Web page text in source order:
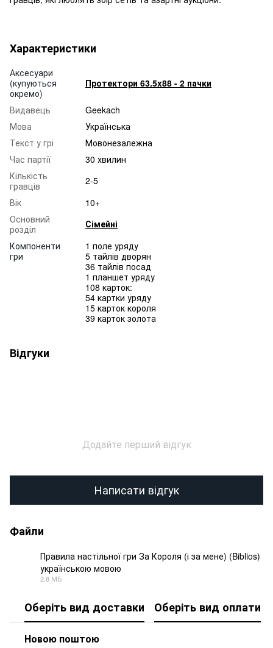
Характеристики
Аксесуари
(купуються
окремо)
Протектори 63.5x88 - 2 пачки
Видавець
Geekach
Мова
Українська
Текст у грі
Мовонезалежна
Час партії
30 хвилин
Кількість
гравців
2-5
Вік
10+
Основний
розділ
Сімейні
Компоненти
гри
1 поле уряду
5 тайлів дворян
36 тайлів посад
1 планшет уряду
108 карток:
54 картки уряду
15 карток короля
39 карток золота
Відгуки
Додайте перший відгук
Написати відгук
Файли
Правила настільної гри За Короля (і за мене) (Biblios)
українською мовою
2.8 МБ
Оберіть вид доставки Оберіть вид оплати
Новою поштою